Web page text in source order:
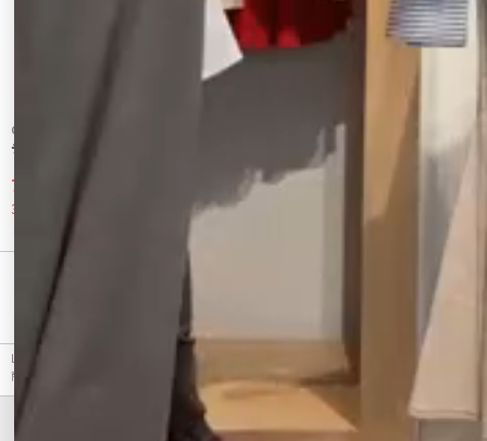
CALNAMUR
デニムミニスカート
7,315 円
30%OFF
9,405 円
LAGUNAMOON（ラグナムーン）のスカート、ステッチベルトタイトスカートのアウトレット
商品詳細情報。カラーはアイボリー、チャコールグレー、オレンジから選べます。